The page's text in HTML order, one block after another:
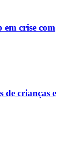
crise com
de crianças e